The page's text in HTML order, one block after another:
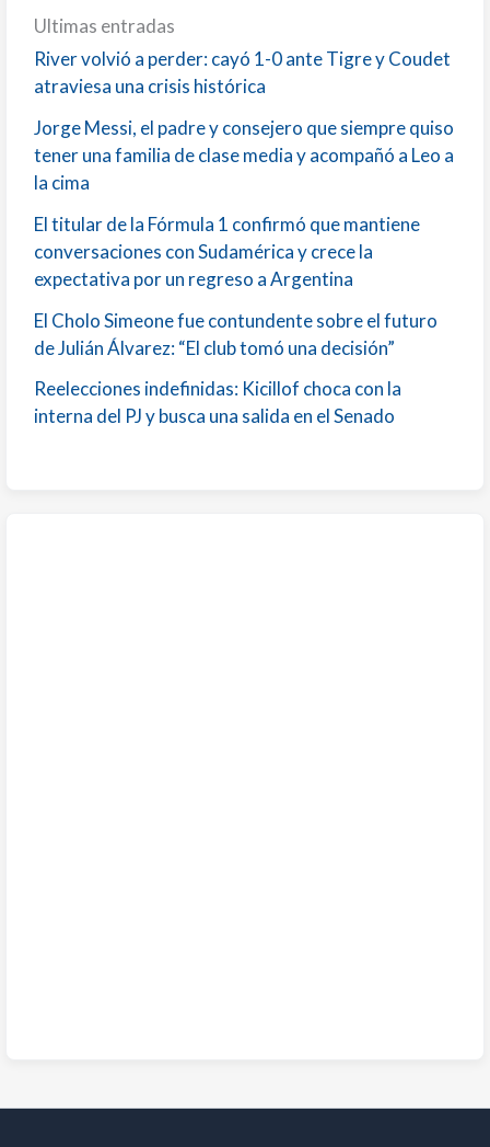
Ultimas entradas
River volvió a perder: cayó 1-0 ante Tigre y Coudet
atraviesa una crisis histórica
Jorge Messi, el padre y consejero que siempre quiso
tener una familia de clase media y acompañó a Leo a
la cima
El titular de la Fórmula 1 confirmó que mantiene
conversaciones con Sudamérica y crece la
expectativa por un regreso a Argentina
El Cholo Simeone fue contundente sobre el futuro
de Julián Álvarez: “El club tomó una decisión”
Reelecciones indefinidas: Kicillof choca con la
interna del PJ y busca una salida en el Senado